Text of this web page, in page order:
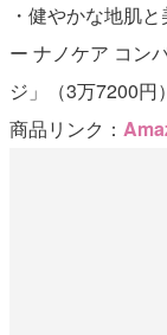
・健やかな地肌
ー ナノケア コン
ジ」（3万7200円）
商品リンク：